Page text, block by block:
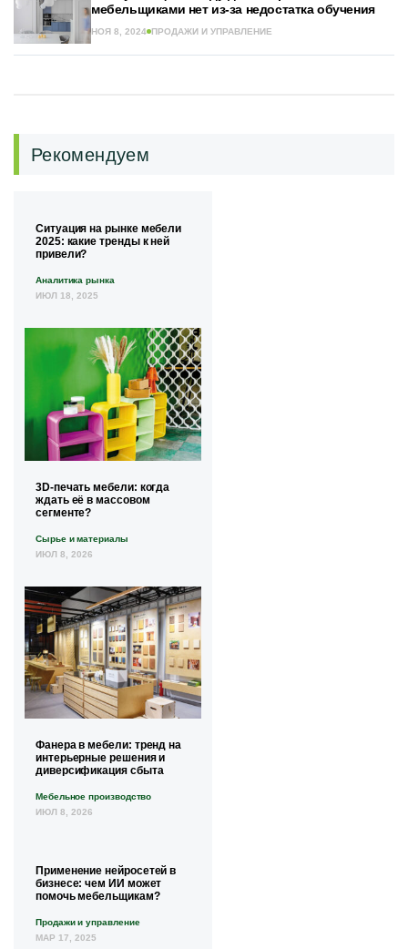
мебельщиками нет из-за недостатка обучения
НОЯ 8, 2024 ПРОДАЖИ И УПРАВЛЕНИЕ
Рекомендуем
Ситуация на рынке мебели
2025: какие тренды к ней
привели?
Аналитика рынка
ИЮЛ 18, 2025
3D-печать мебели: когда
ждать её в массовом
сегменте?
Сырье и материалы
ИЮЛ 8, 2026
Фанера в мебели: тренд на
интерьерные решения и
диверсификация сбыта
Мебельное производство
ИЮЛ 8, 2026
Применение нейросетей в
бизнесе: чем ИИ может
помочь мебельщикам?
Продажи и управление
МАР 17, 2025